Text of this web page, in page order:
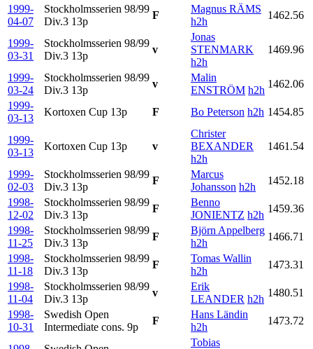
1999-
04-07
Stockholmsserien 98/99
Div.3 13p
F
Magnus RÄMS
h2h
1462.56
1999-
03-31
Stockholmsserien 98/99
Div.3 13p
v
Jonas
STENMARK
h2h
1469.96
1999-
03-24
Stockholmsserien 98/99
Div.3 13p
v
Malin
ENSTRÖM h2h
1462.06
1999-
03-13
Kortoxen Cup 13p F Bo Peterson h2h 1454.85
1999-
03-13
Kortoxen Cup 13p v
Christer
BEXANDER
h2h
1461.54
1999-
02-03
Stockholmsserien 98/99
Div.3 13p
F
Marcus
Johansson h2h
1452.18
1998-
12-02
Stockholmsserien 98/99
Div.3 13p
F
Benno
JONIENTZ h2h
1459.36
1998-
11-25
Stockholmsserien 98/99
Div.3 13p
F
Björn Appelberg
h2h
1466.71
1998-
11-18
Stockholmsserien 98/99
Div.3 13p
F
Tomas Wallin
h2h
1473.31
1998-
11-04
Stockholmsserien 98/99
Div.3 13p
v
Erik
LEANDER h2h
1480.51
1998-
10-31
Swedish Open
Intermediate cons. 9p
F
Hans Ländin
h2h
1473.72
Tobias